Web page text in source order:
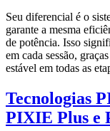
Seu diferencial é o
garante a mesma
de potência. Isso
em cada sessão,
estável em todas as
Tecnologias
PIXIE Plus e